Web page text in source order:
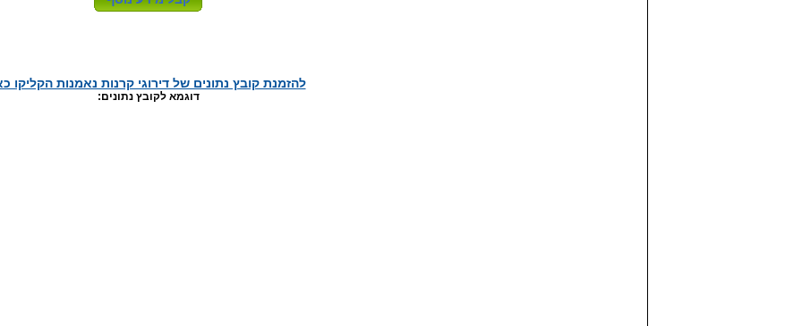
להזמנת קובץ נתונים של דירוגי קרנות נאמנות הקליקו
דוגמא לקובץ נתונים: